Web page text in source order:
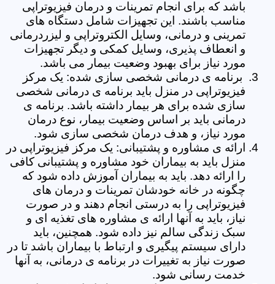
باشد که برای انجام تمرینات و درمان فیزیوتراپی
مناسب باشند. این تجهیزات شامل دستگاه های
تمرینی و درمانی، وسایل الکتروتراپی و لیزردرمانی
و انعطاف پذیری، وسایل کمکی و دیگر تجهیزات
مورد نیاز برای بهبود وضعیت بیمار می باشد.
برنامه ی درمانی شخصی سازی شده: یک مرکز
فیزیوتراپی در منزل باید برنامه ی درمانی شخصی
سازی شده برای هر بیمار داشته باشد. برنامه ی
درمانی باید بر اساس وضعیت بیمار، نوع درمان
مورد نیاز، و هدف درمان شخصی سازی شود.
ارائه ی مشاوره و پشتیبانی: یک مرکز فیزیوتراپی در
منزل باید به بیماران خود مشاوره و پشتیبانی کافی
را ارائه دهد. باید به بیماران آموزش داده شود که
چگونه در خانه خودشان تمرینات و درمان های
فیزیوتراپی را به درستی انجام دهند و در صورت
نیاز، باید به آنها ارائه ی مشاوره های تغذیه ای و
سبک زندگی سالم نیز داده شود. همچنین، باید
دارای سیستم پیگیری و ارتباط با بیماران باشد تا در
صورت نیاز به تغییرات در برنامه ی درمانی، به آنها
خدمت رسانی شود.